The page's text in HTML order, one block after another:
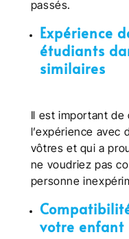
passés.
Expérience
étudiants
similaires
Il est important de
l’expérience avec
vôtres et qui a
ne voudriez pas
personne
votre enfant